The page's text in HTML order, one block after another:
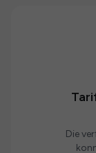
Die